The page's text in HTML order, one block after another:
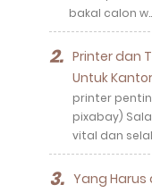
bakal calon
Printer dan
Untuk Kantor
printer
pixabay)
vital dan
Yang